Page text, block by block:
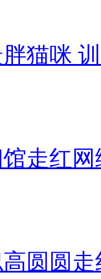
猫咪
走红网
圆圆走